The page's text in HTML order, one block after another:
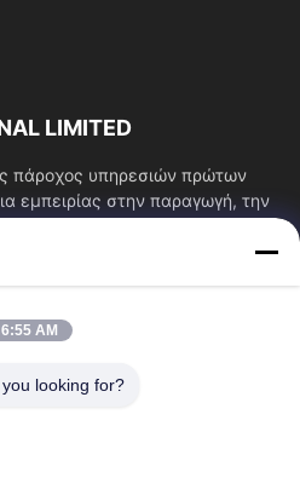
LIMITED
πάροχος υπηρεσιών πρώτων
εμπειρίας στην παραγωγή, την
την...
Σχετικά Με Εμάς
Ποιοτικός Έλεγχος
6:55 AM
looking for?